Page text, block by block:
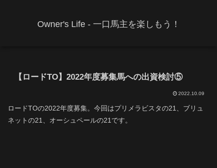
Owner's Life - 一口馬主を楽しもう！
【ロードTO】2022年度募集馬への出資検討⑤
2022.10.09
ロードTOの2022年度募集。今回はプリメラビスタの21、ブリュ
ネットの21、オーシュペールの21です。